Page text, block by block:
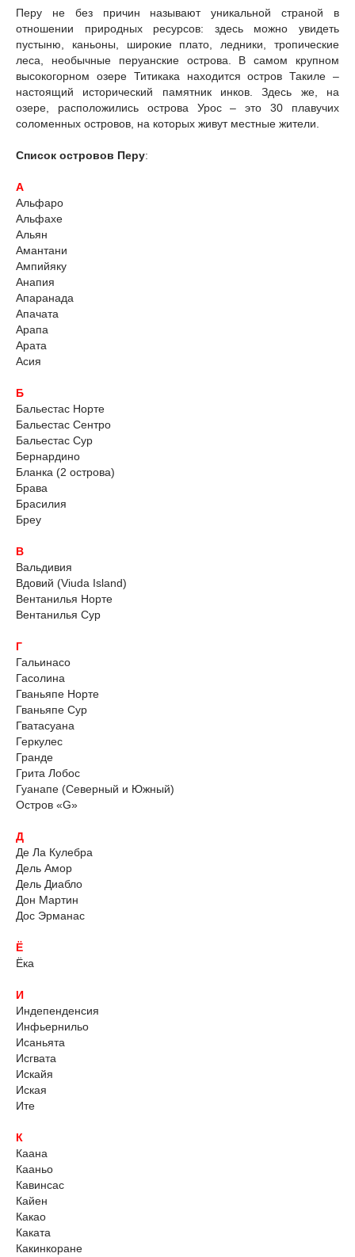
Перу не без причин называют уникальной страной в
отношении природных ресурсов: здесь можно увидеть
пустыню, каньоны, широкие плато, ледники, тропические
леса, необычные перуанские острова. В самом крупном
высокогорном озере Титикака находится остров Такиле –
настоящий исторический памятник инков. Здесь же, на
озере, расположились острова Урос – это 30 плавучих
соломенных островов, на которых живут местные жители.
Список островов Перу:
А
Альфаро
Альфахе
Альян
Амантани
Ампийяку
Анапия
Апаранада
Апачата
Арапа
Арата
Асия
Б
Бальестас Норте
Бальестас Сентро
Бальестас Сур
Бернардино
Бланка (2 острова)
Брава
Брасилия
Бреу
В
Вальдивия
Вдовий (Viuda Island)
Вентанилья Норте
Вентанилья Сур
Г
Гальинасо
Гасолина
Гваньяпе Норте
Гваньяпе Сур
Гватасуана
Геркулес
Гранде
Грита Лобос
Гуанапе (Северный и Южный)
Остров «G»
Д
Де Ла Кулебра
Дель Амор
Дель Диабло
Дон Мартин
Дос Эрманас
Ё
Ёка
И
Индепенденсия
Инфьернильо
Исаньята
Исгвата
Искайя
Иская
Ите
К
Каана
Кааньо
Кавинсас
Кайен
Какао
Каката
Какинкоране